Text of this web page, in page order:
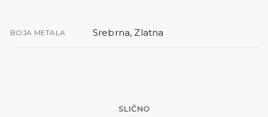
BOJA METALA Srebrna, Zlatna
SLIČNO